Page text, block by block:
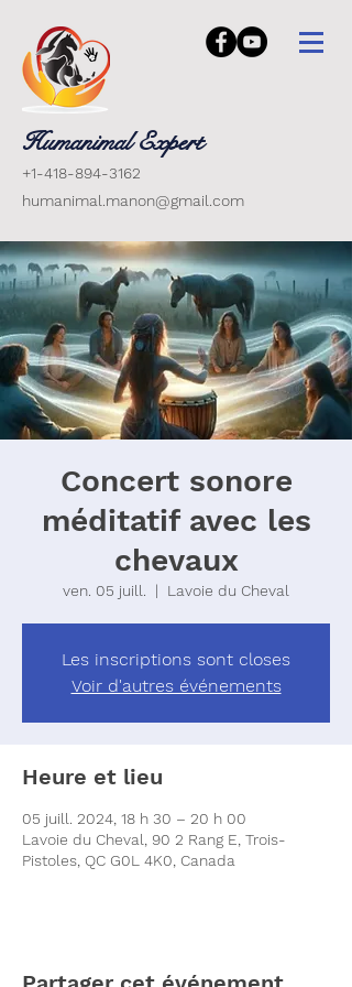
Humanimal Expert
+1-418-894-3162
humanimal.manon@gmail.com
Concert sonore
méditatif avec les
chevaux
ven. 05 juill.
  |
Lavoie du Cheval
Les inscriptions sont closes
Voir d'autres événements
Heure et lieu
05 juill. 2024, 18 h 30 – 20 h 00
Lavoie du Cheval, 90 2 Rang E, Trois-
Pistoles, QC G0L 4K0, Canada